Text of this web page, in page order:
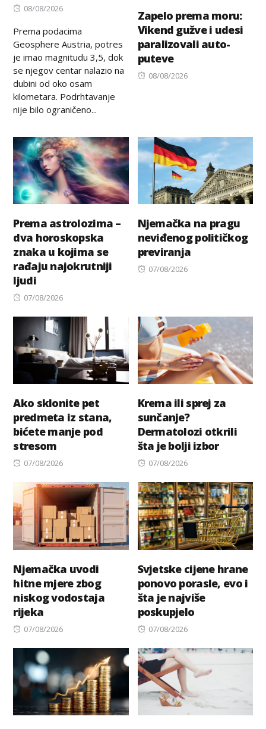
Posted
08/08/2026
Prema podacima
Geosphere Austria, potres
je imao magnitudu 3,5, dok
se njegov centar nalazio na
dubini od oko osam
kilometara. Podrhtavanje
nije bilo ograničeno...
Zapelo prema moru:
Vikend gužve i udesi
paralizovali auto-
puteve
Posted
08/08/2026
Prema astrolozima –
dva horoskopska
znaka u kojima se
rađaju najokrutniji
ljudi
Posted
07/08/2026
Njemačka na pragu
neviđenog političkog
previranja
Posted
07/08/2026
Ako sklonite pet
predmeta iz stana,
bićete manje pod
stresom
Posted
07/08/2026
Krema ili sprej za
sunčanje?
Dermatolozi otkrili
šta je bolji izbor
Posted
07/08/2026
Njemačka uvodi
hitne mjere zbog
niskog vodostaja
rijeka
Posted
07/08/2026
Svjetske cijene hrane
ponovo porasle, evo i
šta je najviše
poskupjelo
Posted
07/08/2026